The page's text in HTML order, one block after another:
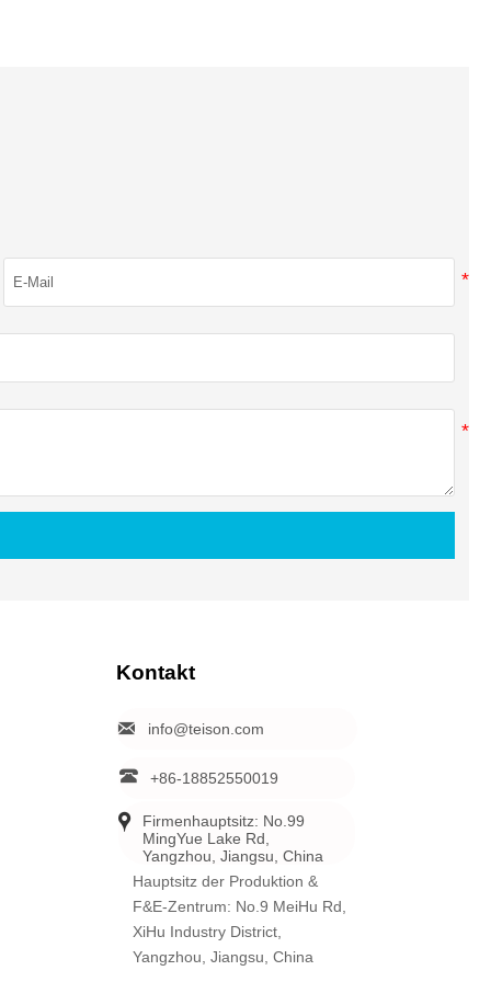
Kontakt
 info@teison.com
 +86-18852550019

Firmenhauptsitz: No.99
MingYue Lake Rd,
Yangzhou, Jiangsu, China
Hauptsitz der Produktion &
F&E-Zentrum: No.9 MeiHu Rd,
XiHu Industry District,
Yangzhou, Jiangsu, China